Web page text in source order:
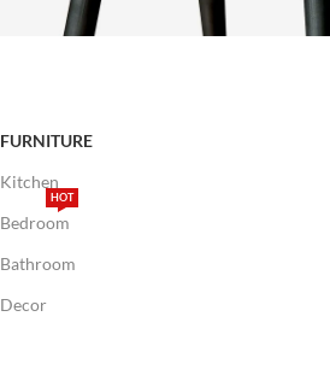
FURNITURE
Kitchen
Bedroom
HOT
Bathroom
Decor